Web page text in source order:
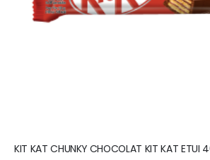
KIT KAT CHUNKY CHOCOLAT KIT KAT ETUI